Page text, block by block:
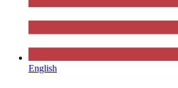
English